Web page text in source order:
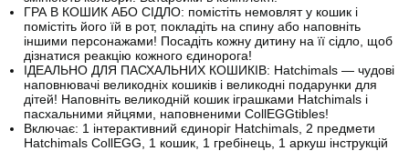
ГРА В КОШИК АБО СІДЛО: помістіть немовлят у кошик і
помістіть його їй в рот, покладіть на спину або наповніть
іншими персонажами! Посадіть кожну дитину на її сідло, щоб
дізнатися реакцію кожного єдинорога!
ІДЕАЛЬНО ДЛЯ ПАСХАЛЬНИХ КОШИКІВ: Hatchimals — чудові
наповнювачі великодніх кошиків і великодні подарунки для
дітей! Наповніть великодній кошик іграшками Hatchimals і
пасхальними яйцями, наповненими CollEGGtibles!
Включає: 1 інтерактивний єдиноріг Hatchimals, 2 предмети
Hatchimals CollEGG, 1 кошик, 1 гребінець, 1 аркуш інструкцій